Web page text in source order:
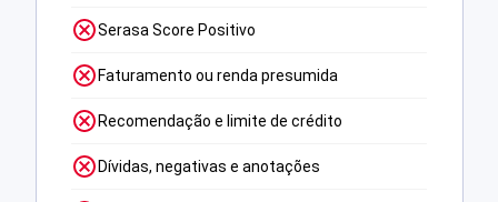
Serasa Score Positivo
Faturamento ou renda presumida
Recomendação e limite de crédito
Dívidas, negativas e anotações